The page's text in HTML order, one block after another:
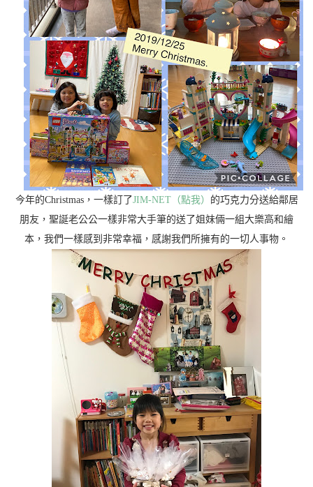
今年的Christmas，一樣訂了JIM-NET（點我） 的巧克力分送給鄰居
朋友，聖誕老公公一樣非常大手筆的送了姐妹倆一組大樂高和繪
本，我們一樣感到非常幸福，感謝我們所擁有的一切人事物。